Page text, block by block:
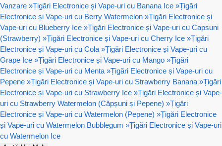
Vanzare »Țigări Electronice și Vape-uri cu Banana Ice »Țigări
Electronice și Vape-uri cu Berry Watermelon »Țigări Electronice și
Vape-uri cu Blueberry Ice »Țigări Electronice și Vape-uri cu Capsuni
(Strawberry) »Țigări Electronice și Vape-uri cu Cherry Ice »Țigări
Electronice și Vape-uri cu Cola »Țigări Electronice și Vape-uri cu
Grape Ice »Țigări Electronice și Vape-uri cu Mango »Țigări
Electronice și Vape-uri cu Menta »Țigări Electronice și Vape-uri cu
Pepene »Țigări Electronice și Vape-uri cu Strawberry Banana »Țigări
Electronice și Vape-uri cu Strawberry Ice »Țigări Electronice și Vape-
uri cu Strawberry Watermelon (Căpșuni și Pepene) »Țigări
Electronice și Vape-uri cu Watermelon (Pepene) »Țigări Electronice
și Vape-uri cu Watermelon Bubblegum »Țigări Electronice și Vape-uri
cu Watermelon Ice